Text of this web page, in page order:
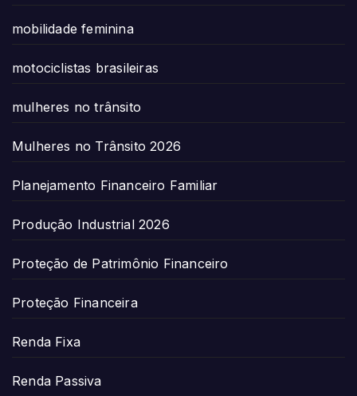
mobilidade feminina
motociclistas brasileiras
mulheres no trânsito
Mulheres no Trânsito 2026
Planejamento Financeiro Familiar
Produção Industrial 2026
Proteção de Patrimônio Financeiro
Proteção Financeira
Renda Fixa
Renda Passiva